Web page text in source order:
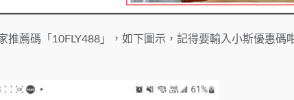
推薦碼「10FLY488」，如下圖示，記得要輸入小斯優惠碼